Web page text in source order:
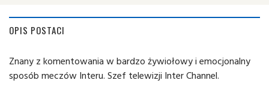
OPIS POSTACI
Znany z komentowania w bardzo żywiołowy i emocjonalny
sposób meczów Interu. Szef telewizji Inter Channel.